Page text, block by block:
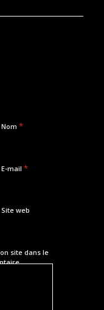
Nom *
E-mail *
Site web
site dans le